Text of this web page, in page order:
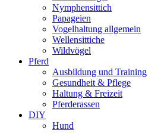
Nymphensittich
Papageien
Vogelhaltung allgemein
Wellensittiche
Wildvögel
Pferd
Ausbildung und Training
Gesundheit & Pflege
Haltung & Freizeit
Pferderassen
DIY
Hund